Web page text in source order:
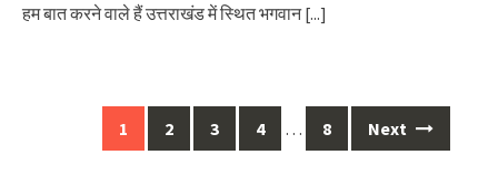
हम बात करने वाले हैं उत्तराखंड में स्थित भगवान[...]
navigation
1 2 3 4 … 8 Next